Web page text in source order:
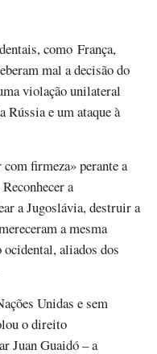
como França,
mal a decisão do
violação unilateral
e um ataque à
firmeza» perante a
a
a Jugoslávia, destruir a
a mesma
aliados dos
Unidas e sem
o direito
Juan Guaidó – a